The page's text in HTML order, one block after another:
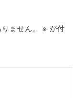
ません。 ※ が付